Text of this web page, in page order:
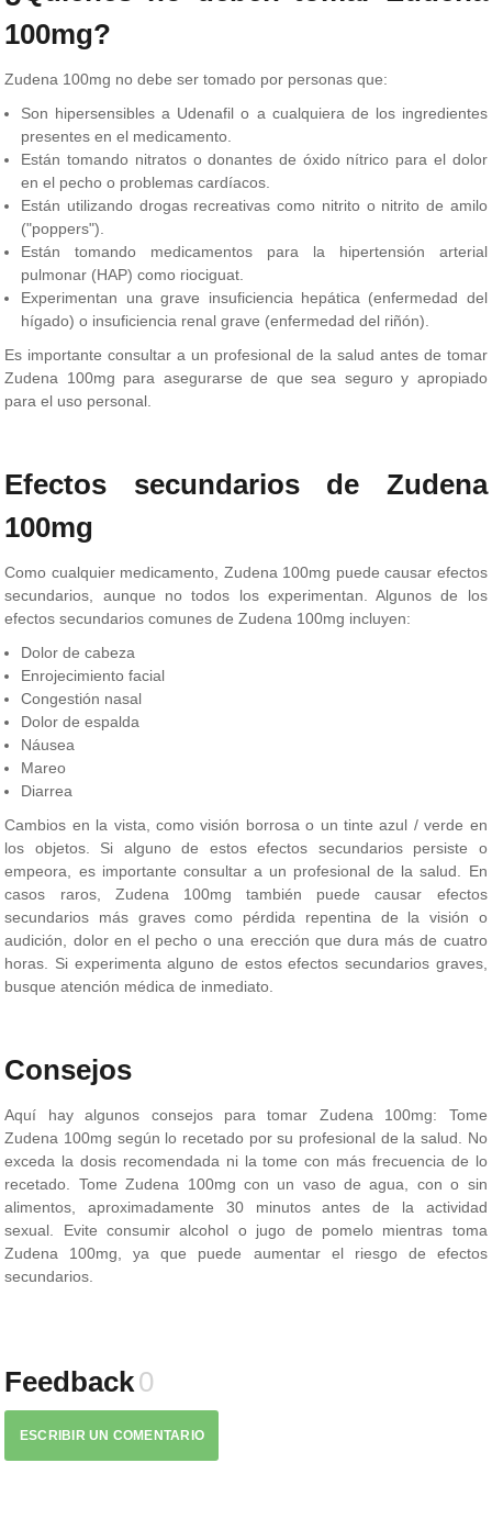
100mg?
Zudena 100mg no debe ser tomado por personas que:
Son hipersensibles a Udenafil o a cualquiera de los ingredientes
presentes en el medicamento.
Están tomando nitratos o donantes de óxido nítrico para el dolor
en el pecho o problemas cardíacos.
Están utilizando drogas recreativas como nitrito o nitrito de amilo
("poppers").
Están tomando medicamentos para la hipertensión arterial
pulmonar (HAP) como riociguat.
Experimentan una grave insuficiencia hepática (enfermedad del
hígado) o insuficiencia renal grave (enfermedad del riñón).
Es importante consultar a un profesional de la salud antes de tomar
Zudena 100mg para asegurarse de que sea seguro y apropiado
para el uso personal.
Efectos secundarios de Zudena
100mg
Como cualquier medicamento, Zudena 100mg puede causar efectos
secundarios, aunque no todos los experimentan. Algunos de los
efectos secundarios comunes de Zudena 100mg incluyen:
Dolor de cabeza
Enrojecimiento facial
Congestión nasal
Dolor de espalda
Náusea
Mareo
Diarrea
Cambios en la vista, como visión borrosa o un tinte azul / verde en
los objetos. Si alguno de estos efectos secundarios persiste o
empeora, es importante consultar a un profesional de la salud. En
casos raros, Zudena 100mg también puede causar efectos
secundarios más graves como pérdida repentina de la visión o
audición, dolor en el pecho o una erección que dura más de cuatro
horas. Si experimenta alguno de estos efectos secundarios graves,
busque atención médica de inmediato.
Consejos
Aquí hay algunos consejos para tomar Zudena 100mg: Tome
Zudena 100mg según lo recetado por su profesional de la salud. No
exceda la dosis recomendada ni la tome con más frecuencia de lo
recetado. Tome Zudena 100mg con un vaso de agua, con o sin
alimentos, aproximadamente 30 minutos antes de la actividad
sexual. Evite consumir alcohol o jugo de pomelo mientras toma
Zudena 100mg, ya que puede aumentar el riesgo de efectos
secundarios.
Feedback0
ESCRIBIR UN COMENTARIO